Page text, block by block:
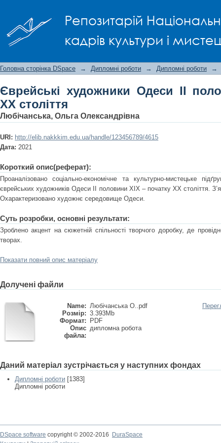
Репозитарій
кадрів культури і
Головна сторінка DSpace → Дипломні роботи → Дипломні роботи →
Єврейські художники Одеси II
XX століття
Любічанська, Ольга Олександрівна
URI: http://elib.nakkkim.edu.ua/handle/123456789/4615
Дата: 2021
Короткий опис(реферат):
Проаналізовано соціально-економічне та культурно-мистецьке
єврейських художників Одеси ІІ половини ХІХ – початку ХХ століття.
Охарактеризовано художнє середовище Одеси.
Суть розробки, основні результати:
Зроблено акцент на сюжетній спільності творчого доробку, де
творах.
Показати повний опис матеріалу
Долучені файли
Name: Любічанська О..pdf
Розмір: 3.393Mb
Формат:
PDF
Опис
файла:
дипломна робота
Даний матеріал зустрічається у наступних фондах
Дипломні роботи [1383]
Дипломні роботи
DSpace software copyright © 2002-2016
DuraSpace